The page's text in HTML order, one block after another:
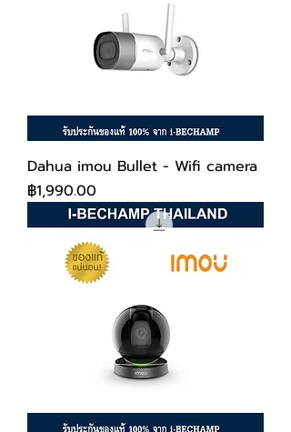
Dahua imou Bullet - Wifi camera
ราคา
฿1,990.00